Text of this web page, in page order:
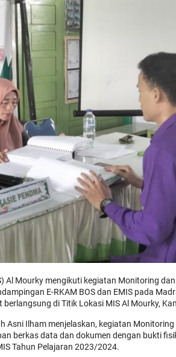
Al Mourky mengikuti kegiatan Monitoring
E-RKAM BOS dan EMIS pada
di Titik Lokasi MIS Al Mourky,
Asni Ilham menjelaskan, kegiatan
berkas data dan dokumen dengan bukti
Tahun Pelajaran 2023/2024.